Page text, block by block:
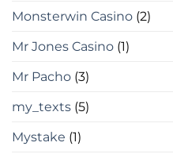
Monsterwin Casino (2)
Mr Jones Casino (1)
Mr Pacho (3)
my_texts (5)
Mystake (1)